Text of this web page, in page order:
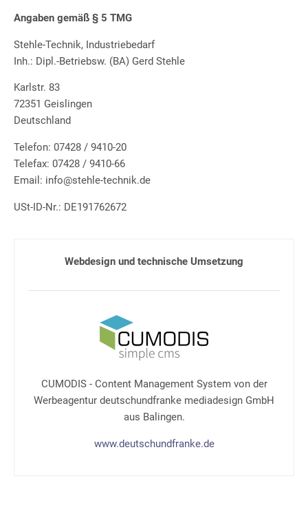
Angaben gemäß § 5 TMG
Stehle-Technik, Industriebedarf
Inh.: Dipl.-Betriebsw. (BA) Gerd Stehle
Karlstr. 83
72351 Geislingen
Deutschland
Telefon: 07428 / 9410-20
Telefax: 07428 / 9410-66
Email: info@stehle-technik.de
USt-ID-Nr.: DE191762672
Webdesign und technische Umsetzung
CUMODIS - Content Management System von der
Werbeagentur deutschundfranke mediadesign GmbH
aus Balingen.
www.deutschundfranke.de